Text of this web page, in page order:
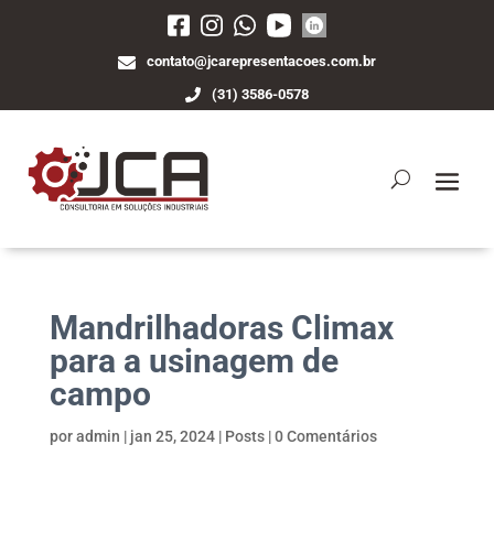
contato@jcarepresentacoes.com.br
(31) 3586-0578
Mandrilhadoras Climax
para a usinagem de
campo
poradmin | jan 25, 2024| Posts|0 Comentários